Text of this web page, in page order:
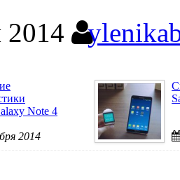
2014
Note 4
2014